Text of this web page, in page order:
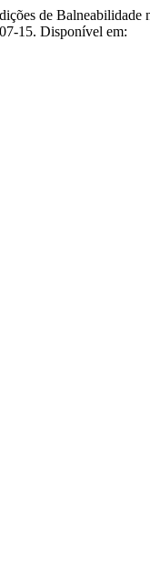
de Balneabilidade
15. Disponível em: